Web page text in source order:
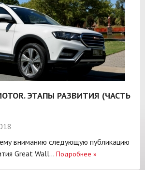
ЭТАПЫ РАЗВИТИЯ (ЧАСТЬ
вниманию следующую публикацию
Great Wall... Подробнее »